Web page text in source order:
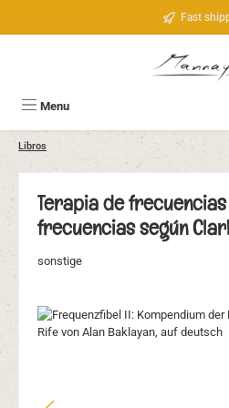
Fast
Menu
Libros
Terapia de
frecuencias según
sonstige
Omitir galería de imágenes